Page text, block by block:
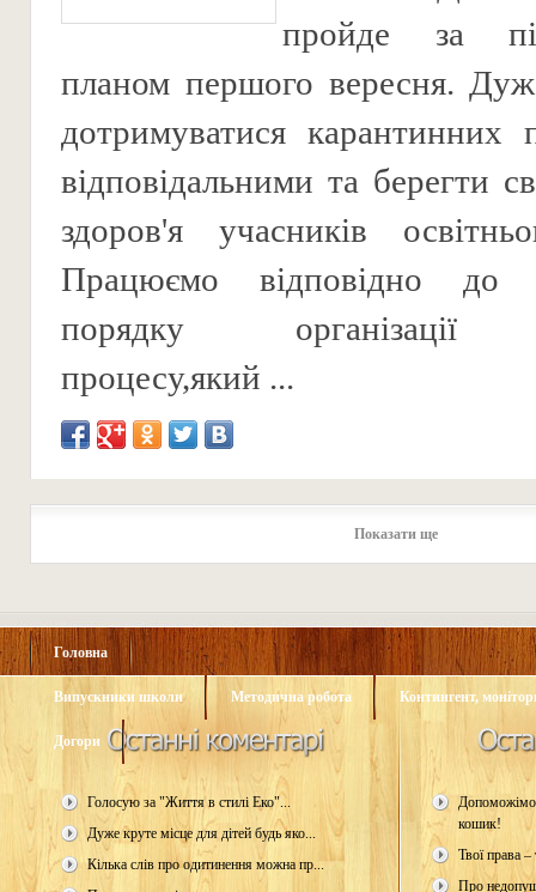
пройде за
планом першого вересня.
дотримуватися карантинних
відповідальними та берегти
здоров'я учасників
Працюємо відповідно до
порядку організації
процесу,який ...
Показати ще
Головна
Випускники школи Методична робота Контингент,
Догори
Голосую за "Життя в стилі Еко"...
Дуже круте місце для дітей будь яко...
Кілька слів про одитинення можна пр...
Допоможімо
кошик!
Твої права –
Про